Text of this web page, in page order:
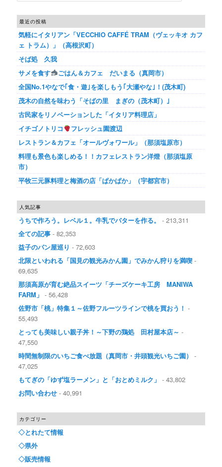
最近の投稿
気軽にイタリアン「VECCHIO CAFFÉ TRAM（ヴェッキオ カフ
ェ トラム）」（高根沢町）
そば処 久我
サメを食す
ごはん＆カフェ だいまる（真岡市）
全国No.1やなで｢食・遊｣を楽しもう｢大瀬やな｣！(茂木町)
茂木の自然を味わう「そばの里 まぎの（茂木町）｣
古民家をリノベーションした「イタリア料理店」
イチゴノトリコ
フレッシュ園渡辺
レストラン＆カフェ「オールヴォワール」（那須塩原市）
料理も景色も楽しめる！！カフェレストラン洋燈（那須塩原
市）
平牧三元豚料理と梅酒の店「ぱかぱか」（宇都宮市）
人気記事
うちで作ろう。レベル１。牛乳でバターを作る。
- 213,311
全ての記事 - 82,353
益子のパン屋巡り - 72,603
北限といわれる「国見の観光みかん園」でみかん狩りを満喫 -
69,635
那須高原が育む絶品スイーツ「チーズケーキ工房 MANIWA
FARM」 - 56,428
佐野市「桃」特集１～佐野フルーツラインで桃を買おう！ -
55,493
とっても美味しい親子丼！～下野の鶏処 田村屋本店～ -
47,550
時間無制限のいちご食べ放題（真岡市・井頭観光いちご園）
-
47,025
もてぎの「ゆず塩ラーメン」と「おとめミルク」 - 43,802
お問い合わせ - 40,991
カテゴリー
◇とれたて情報
◇県外
◇販売情報